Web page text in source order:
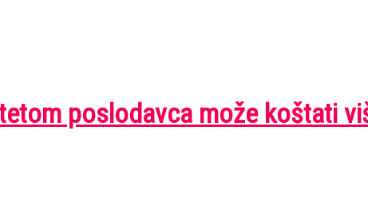
poslodavca može koštati